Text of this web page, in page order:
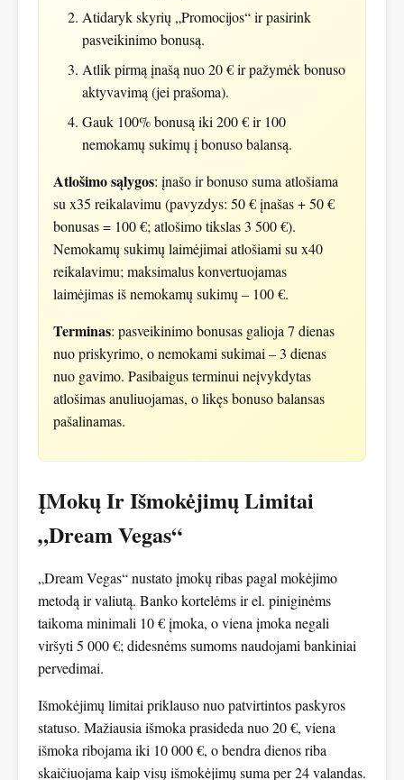
Atidaryk skyrių „Promocijos“ ir pasirink
pasveikinimo bonusą.
Atlik pirmą įnašą nuo 20 € ir pažymėk bonuso
aktyvavimą (jei prašoma).
Gauk 100% bonusą iki 200 € ir 100
nemokamų sukimų į bonuso balansą.
Atlošimo sąlygos: įnašo ir bonuso suma atlošiama
su x35 reikalavimu (pavyzdys: 50 € įnašas + 50 €
bonusas = 100 €; atlošimo tikslas 3 500 €).
Nemokamų sukimų laimėjimai atlošiami su x40
reikalavimu; maksimalus konvertuojamas
laimėjimas iš nemokamų sukimų – 100 €.
Terminas: pasveikinimo bonusas galioja 7 dienas
nuo priskyrimo, o nemokami sukimai – 3 dienas
nuo gavimo. Pasibaigus terminui neįvykdytas
atlošimas anuliuojamas, o likęs bonuso balansas
pašalinamas.
ĮMokų Ir Išmokėjimų Limitai
„Dream Vegas“
„Dream Vegas“ nustato įmokų ribas pagal mokėjimo
metodą ir valiutą. Banko kortelėms ir el. piniginėms
taikoma minimali 10 € įmoka, o viena įmoka negali
viršyti 5 000 €; didesnėms sumoms naudojami bankiniai
pervedimai.
Išmokėjimų limitai priklauso nuo patvirtintos paskyros
statuso. Mažiausia išmoka prasideda nuo 20 €, viena
išmoka ribojama iki 10 000 €, o bendra dienos riba
skaičiuojama kaip visų išmokėjimų suma per 24 valandas.